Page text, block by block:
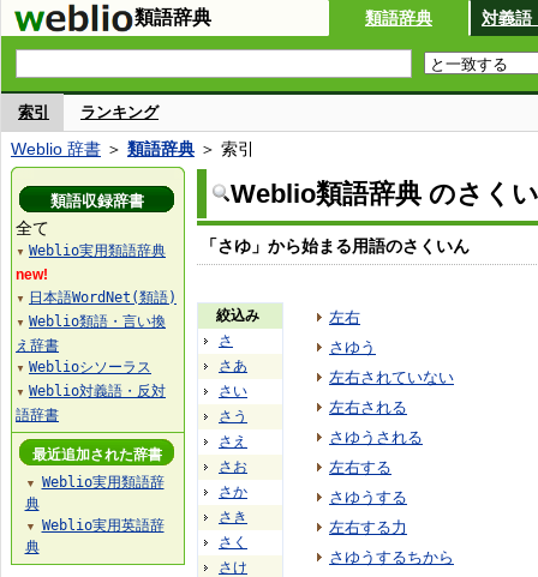
類語辞典 類語辞典 対義語
索引 ランキング
Weblio 辞書 ＞ 類語辞典 ＞ 索引
Weblio類語辞典 のさく
「さゆ」から始まる用語のさくいん
絞込み
さ
さあ
さい
さう
さえ
さお
さか
さき
さく
さけ
左右
さゆう
左右されていない
左右される
さゆうされる
左右する
さゆうする
左右する力
さゆうするちから
類語収録辞書
全て
▼ Weblio実用類語辞典
new!
▼ 日本語WordNet(類語)
▼ Weblio類語・言い換
え辞書
▼ Weblioシソーラス
▼ Weblio対義語・反対
語辞書
最近追加された辞書
▼
Weblio実用類語辞
典
▼
Weblio実用英語辞
典